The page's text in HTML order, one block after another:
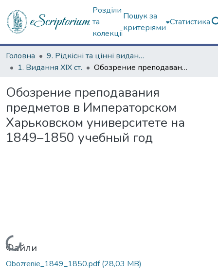
Розділи
та
колекції
Пошук за
критеріями
Статистика
Головна
9. Рідкісні та цінні видання
1. Видання ХІХ ст.
Обозрение преподавания предметов в Императорском Харьковском университете на 1849–1850 учебный год
Обозрение преподавания
предметов в Императорском
Харьковском университете на
1849–1850 учебный год
Вантажиться...
Файли
Obozrenie_1849_1850.pdf(28,03 MB)